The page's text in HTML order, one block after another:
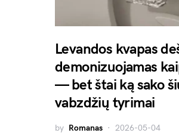
Levandos kvapas
demonizuojamas
— bet štai ką sako
vabzdžių tyrimai
by Romanas 2026-05-04